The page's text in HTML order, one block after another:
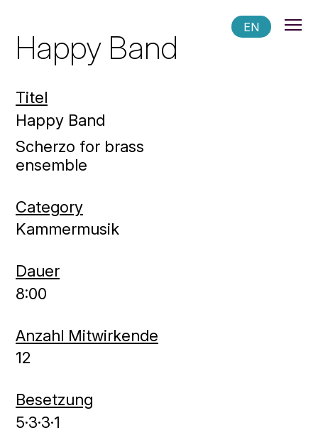
EN
Happy Band
Titel
Happy Band
Scherzo for brass
ensemble
Category
Kammermusik
Dauer
8:00
Anzahl Mitwirkende
12
Besetzung
5·3·3·1